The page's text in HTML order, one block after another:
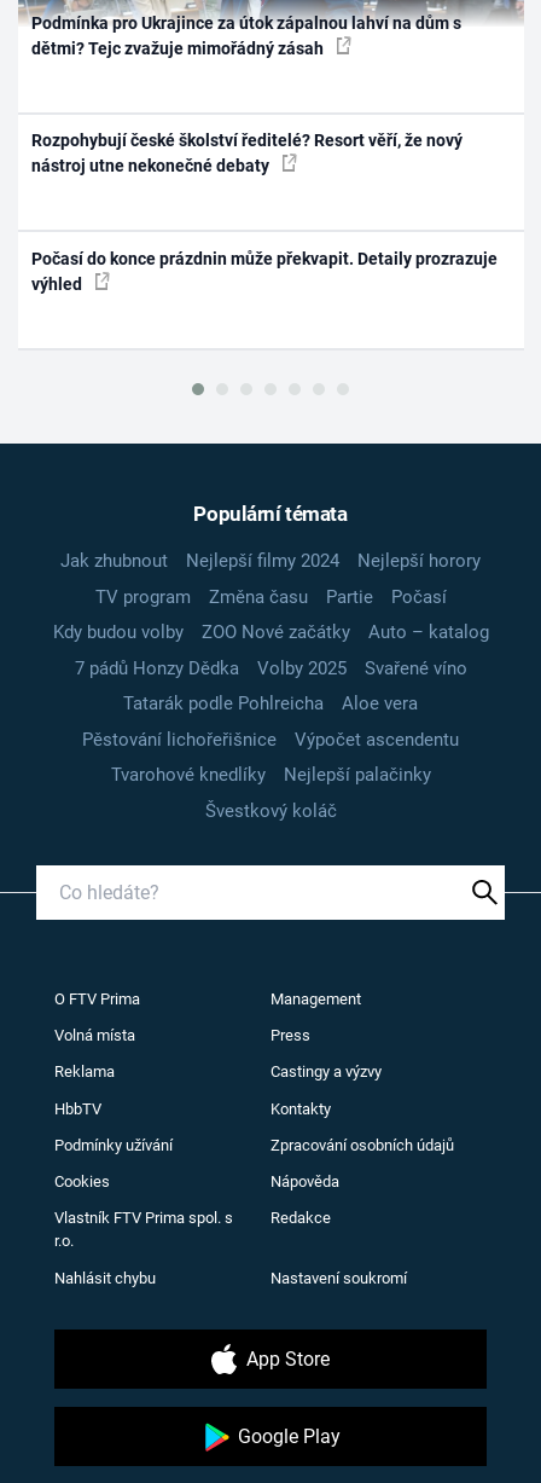
Podmínka pro Ukrajince za útok zápalnou lahví na dům s
dětmi? Tejc zvažuje mimořádný zásah
Rozpohybují české školství ředitelé? Resort věří, že nový
nástroj utne nekonečné debaty
Počasí do konce prázdnin může překvapit. Detaily prozrazuje
výhled
Populární témata
Jak zhubnout Nejlepší filmy 2024
Nejlepší horory
TV program
Změna času Partie
Počasí
Kdy budou volby
ZOO Nové začátky
Auto – katalog
7 pádů Honzy Dědka
Volby 2025
Svařené víno
Tatarák podle Pohlreicha
Aloe vera
Pěstování lichořeřišnice
Výpočet ascendentu
Tvarohové knedlíky
Nejlepší palačinky
Švestkový koláč
O FTV Prima Management
Volná místa Press
Reklama Castingy a výzvy
HbbTV Kontakty
Podmínky užívání Zpracování osobních údajů
Cookies Nápověda
Vlastník FTV Prima spol. s
r.o.
Redakce
Nahlásit chybu Nastavení soukromí
App Store
Google Play